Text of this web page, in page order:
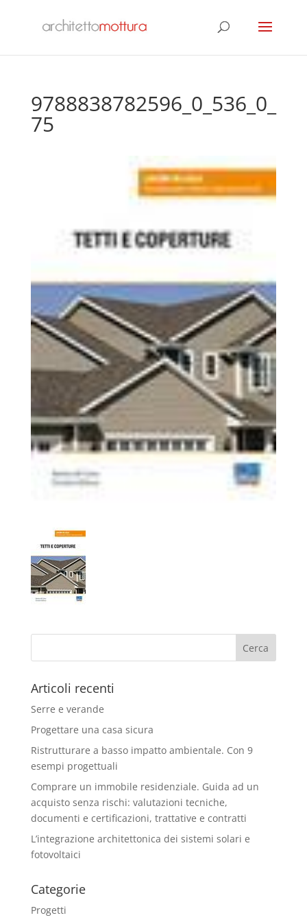
9788838782596_0_536_0_
75
Articoli recenti
Serre e verande
Progettare una casa sicura
Ristrutturare a basso impatto ambientale. Con 9
esempi progettuali
Comprare un immobile residenziale. Guida ad un
acquisto senza rischi: valutazioni tecniche,
documenti e certificazioni, trattative e contratti
L’integrazione architettonica dei sistemi solari e
fotovoltaici
Categorie
Progetti